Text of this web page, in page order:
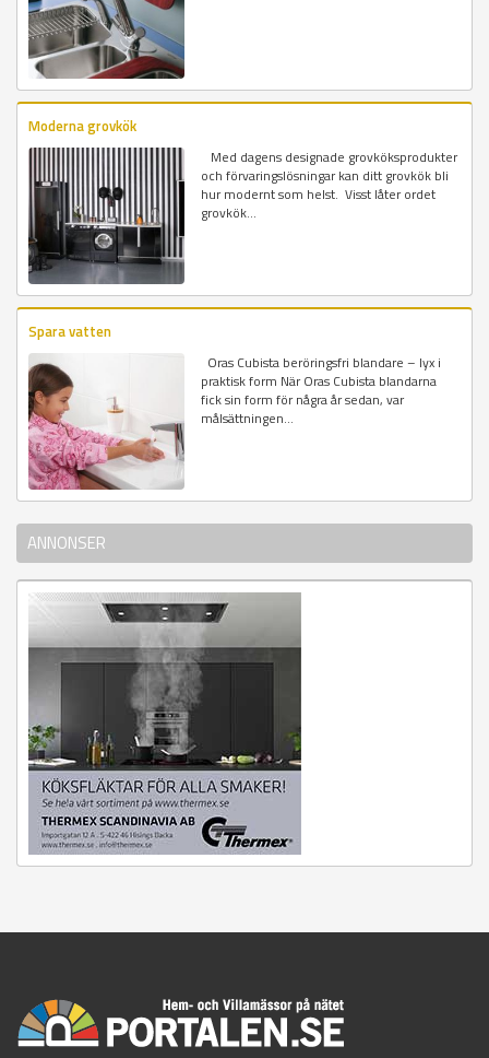
Moderna grovkök
Med dagens designade grovköksprodukter
och förvaringslösningar kan ditt grovkök bli
hur modernt som helst. Visst låter ordet
grovkök...
Spara vatten
Oras Cubista beröringsfri blandare – lyx i
praktisk form När Oras Cubista blandarna
fick sin form för några år sedan, var
målsättningen...
ANNONSER